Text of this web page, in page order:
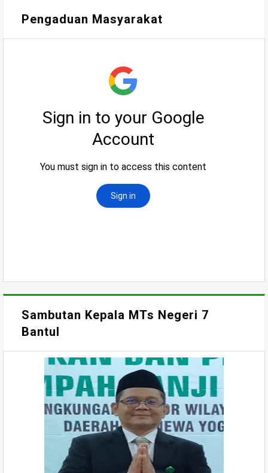
Pengaduan Masyarakat
Sambutan Kepala MTs Negeri 7
Bantul